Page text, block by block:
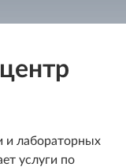
и лабораторных
услуги по